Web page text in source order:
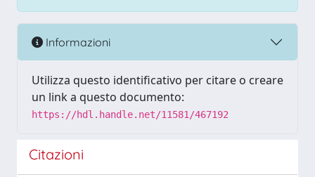
Informazioni
Utilizza questo identificativo per citare o creare
un link a questo documento:
https://hdl.handle.net/11581/467192
Citazioni